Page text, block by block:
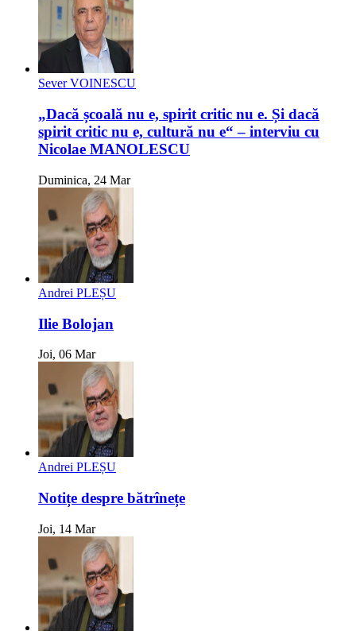
Sever VOINESCU
„Dacă școală nu e, spirit critic nu e. Și dacă
spirit critic nu e, cultură nu e“ – interviu cu
Nicolae MANOLESCU
Duminica, 24 Mar
Andrei PLEȘU
Ilie Bolojan
Joi, 06 Mar
Andrei PLEȘU
Notițe despre bătrînețe
Joi, 14 Mar